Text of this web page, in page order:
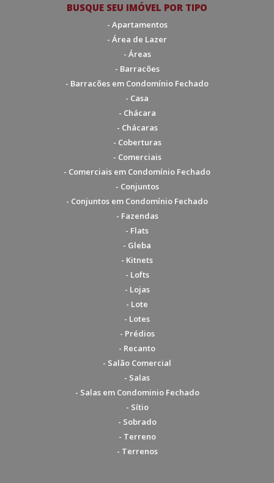
BUSQUE SEU IMÓVEL POR TIPO
- Apartamentos
- Área de Lazer
- Áreas
- Barracões
- Barracões em Condomínio Fechado
- Casa
- Chácara
- Chácaras
- Coberturas
- Comerciais
- Comerciais em Condomínio Fechado
- Conjuntos
- Conjuntos em Condomínio Fechado
- Fazendas
- Flats
- Gleba
- Kitnets
- Lofts
- Lojas
- Lote
- Lotes
- Prédios
- Recanto
- Salão Comercial
- Salas
- Salas em Condominio Fechado
- Sítio
- Sobrado
- Terreno
- Terrenos